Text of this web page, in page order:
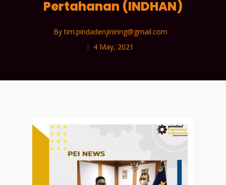
Pertahanan (INDHAN)
Bytim.pindadenjiniring@gmail.com
4 May, 2021